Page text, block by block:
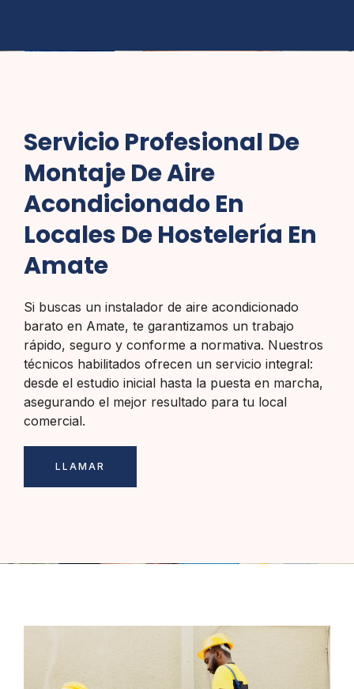
Servicio Profesional De
Montaje De Aire
Acondicionado En
Locales De Hostelería En
Amate
Si buscas un instalador de aire acondicionado
barato en Amate, te garantizamos un trabajo
rápido, seguro y conforme a normativa. Nuestros
técnicos habilitados ofrecen un servicio integral:
desde el estudio inicial hasta la puesta en marcha,
asegurando el mejor resultado para tu local
comercial.
LLAMAR